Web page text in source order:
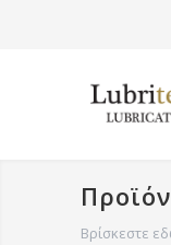
Βρίσκεστε